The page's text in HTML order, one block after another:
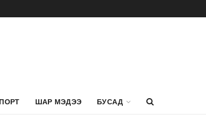
ШАР МЭДЭЭ БУСАД